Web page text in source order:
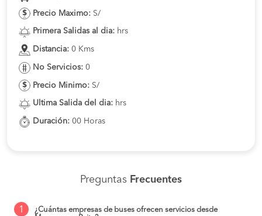
Precio Maximo: S/
Primera Salidas al dia: hrs
Distancia: 0 Kms
No Servicios: 0
Precio Minimo: S/
Ultima Salida del dia: hrs
Duración: 00 Horas
Preguntas Frecuentes
1
¿Cuántas empresas de buses ofrecen servicios desde